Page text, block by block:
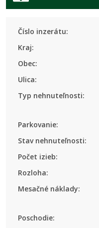
Číslo inzerátu:
Kraj:
Obec:
Ulica:
Typ nehnuteľnosti:
Parkovanie:
Stav nehnuteľnosti:
Počet izieb:
Rozloha:
Mesačné náklady:
Poschodie: